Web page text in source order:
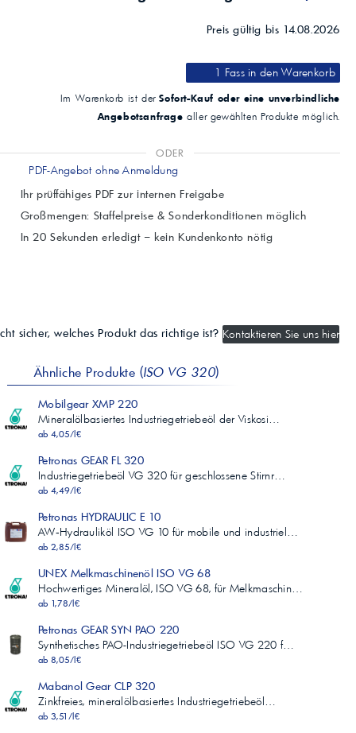
Preis gültig bis 14.08.2026
1 Fassin den Warenkorb
Im Warenkorb ist derSofort-Kauf oder eine unverbindliche
Angebotsanfrage aller gewählten Produkte möglich.
ODER
PDF-Angebot ohne Anmeldung
Ihr prüffähiges PDF zur internen Freigabe
Großmengen: Staffelpreise & Sonderkonditionen möglich
In 20 Sekunden erledigt – kein Kundenkonto nötig
sicher, welches Produkt das richtige ist? Kontaktieren Sie uns hier
Ähnliche Produkte (ISO VG 320)
Mobilgear XMP 220
Mineralölbasiertes Industriegetriebeöl der Viskosi…
ab 4,05/l€
Petronas GEAR FL 320
Industriegetriebeöl VG 320 für geschlossene Stirnr…
ab 4,49/l€
Petronas HYDRAULIC E 10
AW‑Hydrauliköl ISO VG 10 für mobile und industriel…
ab 2,85/l€
UNEX Melkmaschinenöl ISO VG 68
Hochwertiges Mineralöl, ISO VG 68, für Melkmaschin…
ab 1,78/l€
Petronas GEAR SYN PAO 220
Synthetisches PAO-Industriegetriebeöl ISO VG 220 f…
ab 8,05/l€
Mabanol Gear CLP 320
Zinkfreies, mineralölbasiertes Industriegetriebeöl…
ab 3,51/l€